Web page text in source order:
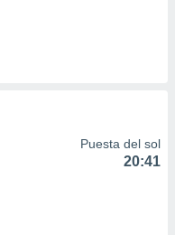
Puesta del sol
20:41